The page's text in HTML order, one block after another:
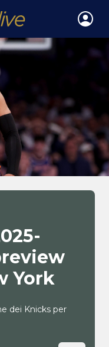
York
dei Knicks per